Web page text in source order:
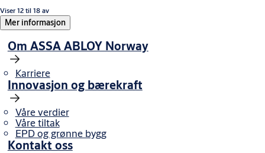
Viser 12 til 18 av
Mer informasjon
Om ASSA ABLOY Norway
Karriere
Innovasjon og bærekraft
Våre verdier
Våre tiltak
EPD og grønne bygg
Kontakt oss